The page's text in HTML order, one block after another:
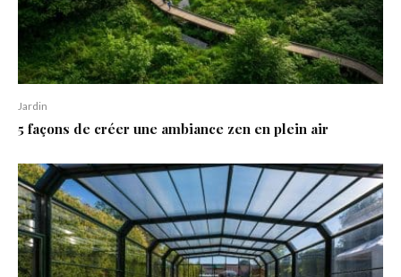
Jardin
5 façons de créer une ambiance zen en plein air